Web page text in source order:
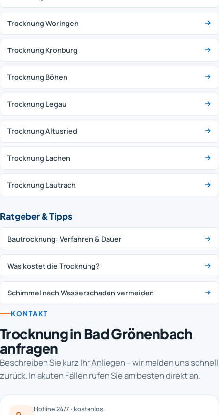
Trocknung Woringen
Trocknung Kronburg
Trocknung Böhen
Trocknung Legau
Trocknung Altusried
Trocknung Lachen
Trocknung Lautrach
Ratgeber & Tipps
Bautrocknung: Verfahren & Dauer
Was kostet die Trocknung?
Schimmel nach Wasserschaden vermeiden
KONTAKT
Trocknung in Bad Grönenbach
anfragen
Beschreiben Sie kurz Ihr Anliegen – wir melden uns schnell
zurück. In akuten Fällen rufen Sie am besten direkt an.
Hotline 24/7 · kostenlos